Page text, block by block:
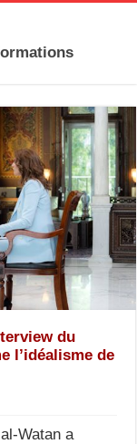
du
l’idéalisme de
Watan a